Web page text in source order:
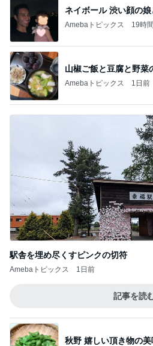
ネイボール 渋い顔の
Amebaトピックス 19時
山椒ご飯と豆腐と野菜
Amebaトピックス 1日前
駅舎を埋め尽くすピンクの切符
Amebaトピックス 1日前
記事を読
秋野 嬉しい頂き物の